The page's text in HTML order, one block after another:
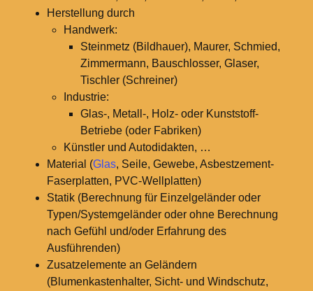
Herstellung durch
Handwerk:
Steinmetz (Bildhauer), Maurer, Schmied,
Zimmermann, Bauschlosser, Glaser,
Tischler (Schreiner)
Industrie:
Glas-, Metall-, Holz- oder Kunststoff-
Betriebe (oder Fabriken)
Künstler und Autodidakten, …
Material (Glas, Seile, Gewebe, Asbestzement-
Faserplatten, PVC-Wellplatten)
Statik (Berechnung für Einzelgeländer oder
Typen/Systemgeländer oder ohne Berechnung
nach Gefühl und/oder Erfahrung des
Ausführenden)
Zusatzelemente an Geländern
(Blumenkastenhalter, Sicht- und Windschutz,